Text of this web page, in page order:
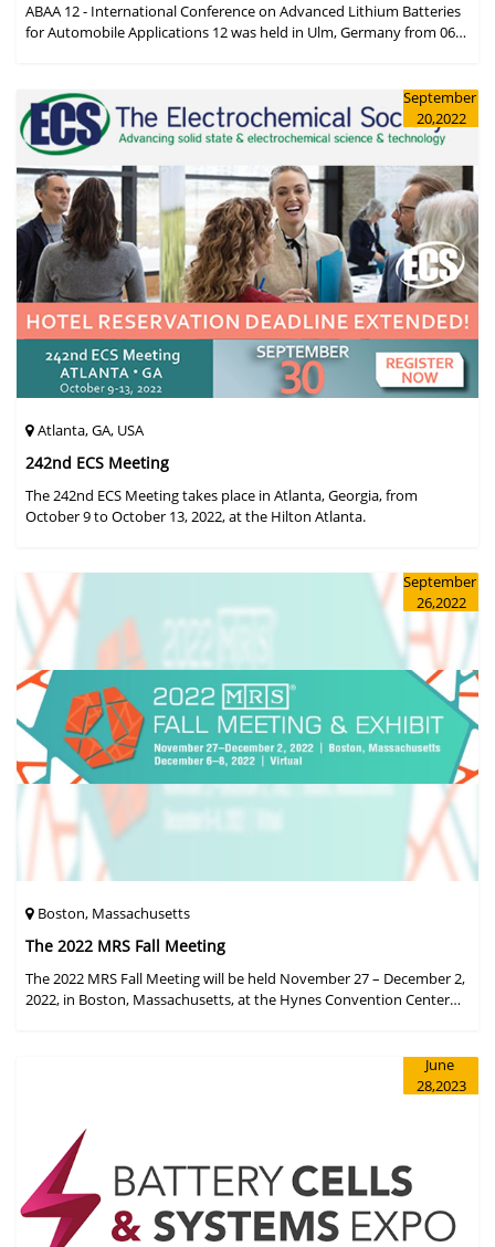
ABAA 12 - International Conference on Advanced Lithium Batteries
for Automobile Applications 12 was held in Ulm, Germany from 06
September
20,2022
Atlanta, GA, USA
242nd ECS Meeting
The 242nd ECS Meeting takes place in Atlanta, Georgia, from
October 9 to October 13, 2022, at the Hilton Atlanta.
September
26,2022
Boston, Massachusetts
The 2022 MRS Fall Meeting
The 2022 MRS Fall Meeting will be held November 27 – December 2,
2022, in Boston, Massachusetts, at the Hynes Convention Center
June
28,2023